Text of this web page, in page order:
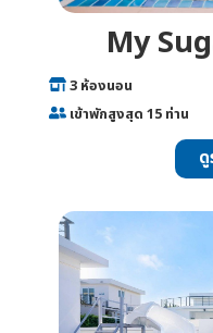
My
3 ห้องนอน
เข้าพักสูงสุด 15 ท่าน
ดู